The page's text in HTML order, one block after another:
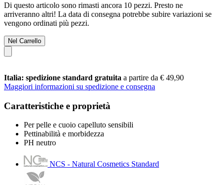
Di questo articolo sono rimasti ancora 10 pezzi. Presto ne
arriveranno altri! La data di consegna potrebbe subire variazioni se
vengono ordinati più pezzi.
Nel Carrello
Italia: spedizione standard gratuita a partire da € 49,90
Maggiori informazioni su spedizione e consegna
Caratteristiche e proprietà
Per pelle e cuoio capelluto sensibili
Pettinabilità e morbidezza
PH neutro
NCS - Natural Cosmetics Standard